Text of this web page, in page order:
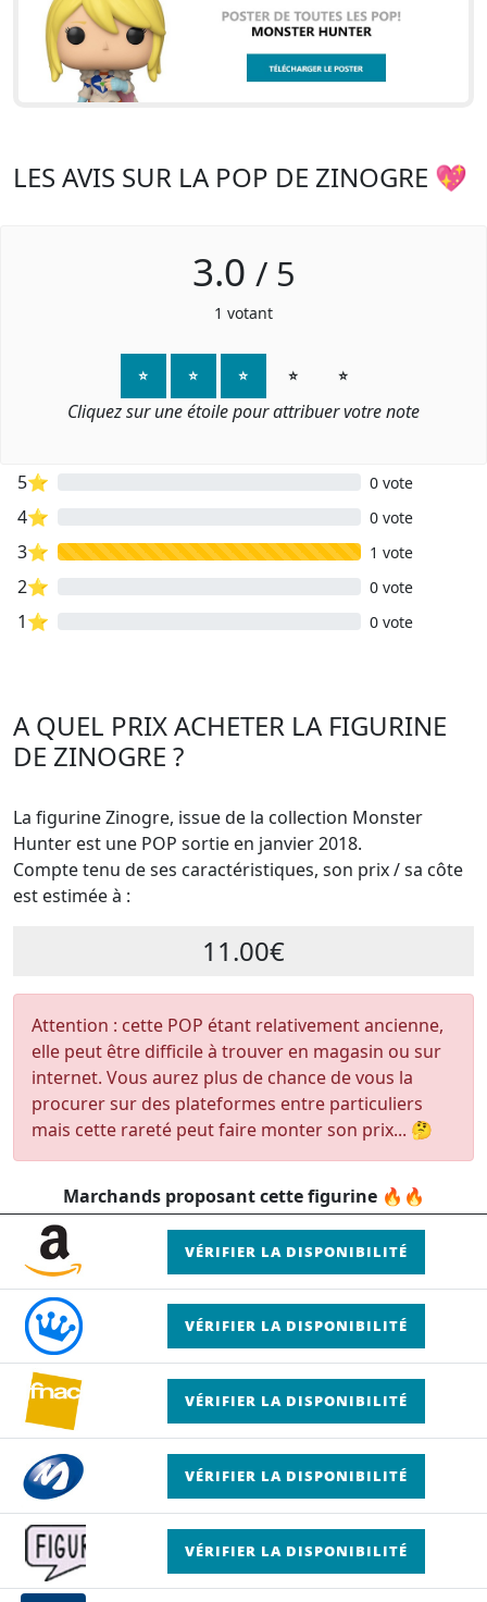
LES AVIS SUR LA POP DE ZINOGRE 💖
3.0 / 5
1 votant
⭐ ⭐ ⭐ ⭐ ⭐
Cliquez sur une étoile pour attribuer votre note
5⭐ 0 vote
4⭐ 0 vote
3⭐ 1 vote
2⭐ 0 vote
1⭐ 0 vote
A QUEL PRIX ACHETER LA FIGURINE
DE ZINOGRE ?
La figurine Zinogre, issue de la collection Monster
Hunter est une POP sortie en janvier 2018.
Compte tenu de ses caractéristiques, son prix / sa côte
est estimée à :
11.00€
Attention : cette POP étant relativement ancienne,
elle peut être difficile à trouver en magasin ou sur
internet. Vous aurez plus de chance de vous la
procurer sur des plateformes entre particuliers
mais cette rareté peut faire monter son prix... 🤔
Marchands proposant cette figurine 🔥🔥
VÉRIFIER LA DISPONIBILITÉ
VÉRIFIER LA DISPONIBILITÉ
VÉRIFIER LA DISPONIBILITÉ
VÉRIFIER LA DISPONIBILITÉ
VÉRIFIER LA DISPONIBILITÉ